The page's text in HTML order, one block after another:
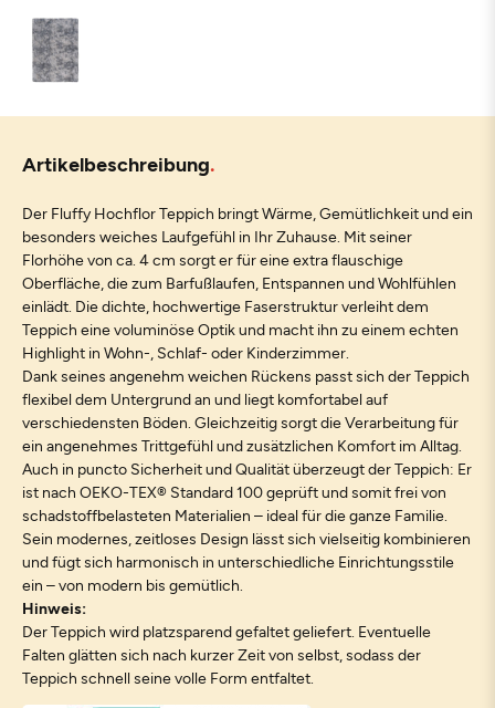
Artikelbeschreibung
Der Fluffy Hochflor Teppich bringt Wärme, Gemütlichkeit und ein
besonders weiches Laufgefühl in Ihr Zuhause. Mit seiner
Florhöhe von ca. 4 cm sorgt er für eine extra flauschige
Oberfläche, die zum Barfußlaufen, Entspannen und Wohlfühlen
einlädt. Die dichte, hochwertige Faserstruktur verleiht dem
Teppich eine voluminöse Optik und macht ihn zu einem echten
Highlight in Wohn-, Schlaf- oder Kinderzimmer.
Dank seines angenehm weichen Rückens passt sich der Teppich
flexibel dem Untergrund an und liegt komfortabel auf
verschiedensten Böden. Gleichzeitig sorgt die Verarbeitung für
ein angenehmes Trittgefühl und zusätzlichen Komfort im Alltag.
Auch in puncto Sicherheit und Qualität überzeugt der Teppich: Er
ist nach OEKO-TEX® Standard 100 geprüft und somit frei von
schadstoffbelasteten Materialien – ideal für die ganze Familie.
Sein modernes, zeitloses Design lässt sich vielseitig kombinieren
und fügt sich harmonisch in unterschiedliche Einrichtungsstile
ein – von modern bis gemütlich.
Hinweis:
Der Teppich wird platzsparend gefaltet geliefert. Eventuelle
Falten glätten sich nach kurzer Zeit von selbst, sodass der
Teppich schnell seine volle Form entfaltet.